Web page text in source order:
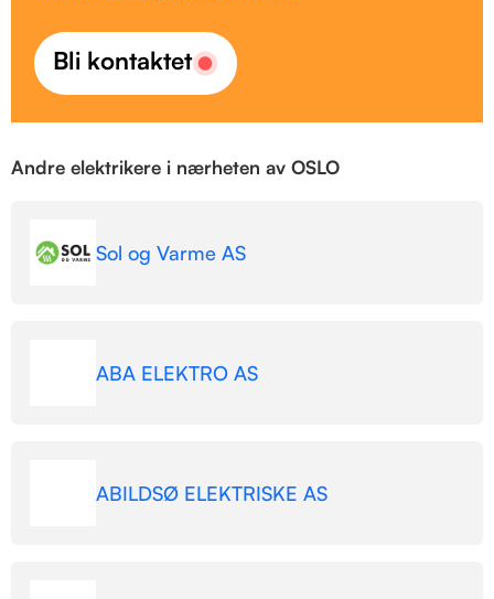
Bli kontaktet
Andre elektrikere i nærheten av OSLO
Sol og Varme AS
ABA ELEKTRO AS
ABILDSØ ELEKTRISKE AS